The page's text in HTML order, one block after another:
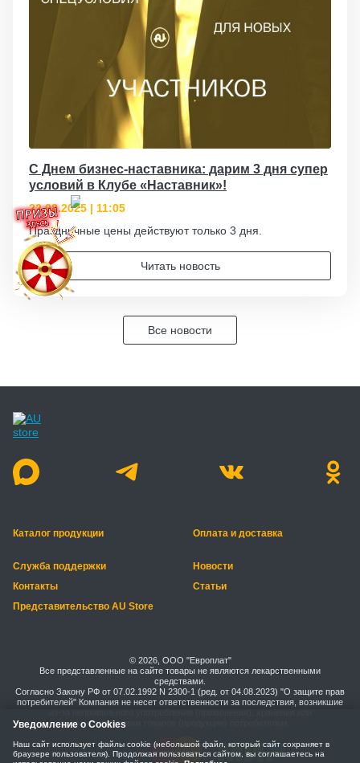
С Днем бизнес-наставника: дарим 3 дня супер
условий в Клубе «Наставник»!
22.08.2025 | 11:05
Праздничные цены действуют только 3 дня.
Читать новость
Все новости
Каталог продукции Оплата и доставка
Служба поддержки
Новости
Контакты
Статьи
Представительство AU Store
© 2026, ООО "Европлат"
Все представленные на сайте товары не являются лекарственными
средствами.
Согласно Закону РФ от 07.02.1992 N 2300-1 (ред. от 04.08.2023) "О защите прав
потребителей" Компания не несет ответственности за последствия, возникшие
транспортировки товаров (продукции) потребителем.
Уведомление о Cookies
Наш сайт использует файлы cookie (небольшой файл, который сайт сохраняет в
браузере пользователя). Продолжая пользоваться сайтом, вы соглашаетесь на